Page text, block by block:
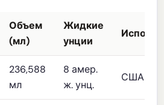
Объем
(мл)
Жидкие
унции
236,588
мл
8 амер.
ж. унц.
США